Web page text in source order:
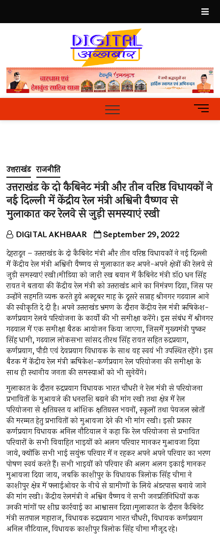
content
Hindi
News
PortalM
e
t
o
उत्तराखंड राजनीति
उत्तराखंड के दो कैबिनेट मंत्री और तीन वरिष्ठ विधायकों ने
नई दिल्ली में केंद्रीय रेल मंत्री अश्विनी वैष्णव से
मुलाकात कर रेलवे से जुड़ी समस्याएं रखी
DIGITAL AKHBAAR September 29, 2022
देहरादून – उत्तराखंड के दो कैबिनेट मंत्री और तीन वरिष्ठ विधायकों ने नई दिल्ली
में केंद्रीय रेल मंत्री अश्विनी वैष्णव से मुलाकात कर अपने-अपने क्षेत्रों की रेलवे से
जुड़ी समस्याएं रखी।मीडिया को जारी रख बयान में कैबिनेट मंत्री डॉ0 धन सिंह
रावत ने बताया की केंद्रीय रेल मंत्री को उत्तराखंड आने का निमंत्रण दिया, जिस पर
उन्होंने सहमति व्यक्त करते हुये अक्टूबर माह के दूसरे सप्ताह श्रीनगर गढ़वाल आने
की स्वीकृति दे दी है। अपने उत्तराखंड भ्रमण के दौरान केंद्रीय रेल मंत्री ऋषिकेश-
कर्णप्रयाग रेलवे परियोजना के कार्यों की भी समीक्षा करेंगे। इस संबंध में श्रीनगर
गढ़वाल में एक समीक्षा बैठक आयोजन किया जाएगा, जिसमें मुख्यमंत्री पुष्कर
सिंह धामी, गढ़वाल लोकसभा सांसद तीरथ सिंह रावत सहित रुद्रप्रयाग,
कर्णप्रयाग, पौड़ी एवं देवप्रयाग विधायक के साथ वह स्वयं भी उपस्थित रहेंगे। इस
बैठक में केंद्रीय रेल मंत्री ऋषिकेश-कर्णप्रयाग रेल परियोजना की समीक्षा के
साथ ही स्थानीय जनता की समस्याओं को भी सुनेयेंगे।
मुलाकात के दौरान रुद्रप्रयाग विधायक भारत चौधरी ने रेल मंत्री से परियोजना
प्रभावितों के मुआवजे की धनराशि बढ़ाने की मांग रखी तथा क्षेत्र में रेल
परियोजना से क्षतिग्रस्त व आंशिक क्षतिग्रस्त भवनों, स्कूलों तथा पेयजल स्रोतों
की मरम्मत हेतु प्रभावितों को मुआवजा देने की भी मांग रखी। इसी प्रकार
कर्णप्रयाग विधायक अनिल नौटियाल ने कहा कि रेल परियोजना से प्रभावित
परिवारों के सभी विवाहित भाइयों को अलग परिवार मानकर मुआवजा दिया
जाये, क्योंकि सभी भाई सयुंक्त परिवार में न रहकर अपने अपने परिवार का भरण
पोषण स्वयं करते हैं। सभी भाइयों को परिवार की अलग अलग इकाई मानकर
मुआवजा दिया जाय, जबकि काशीपुर के विधायक त्रिलोक सिंह चीमा ने
काशीपुर क्षेत्र में फ्लाईओवर के नीचे से ग्रामीणों के लिये अंडरपास बनाये जाने
की मांग रखी। केंद्रीय रेलमंत्री ने अश्विन वैष्णव ने सभी जनप्रतिनिधियों कक
उनकी मांगों पर शीघ्र कार्रवाई का आश्वासन दिया।मुलाकात के दौरान कैबिनेट
मंत्री सतपाल महाराज, विधायक रुद्रप्रयाग भारत चौधरी, विधायक कर्णप्रयाग
अनिल नौटियाल, विधायक काशीपुर त्रिलोक सिंह चीमा मौजूद रहे।